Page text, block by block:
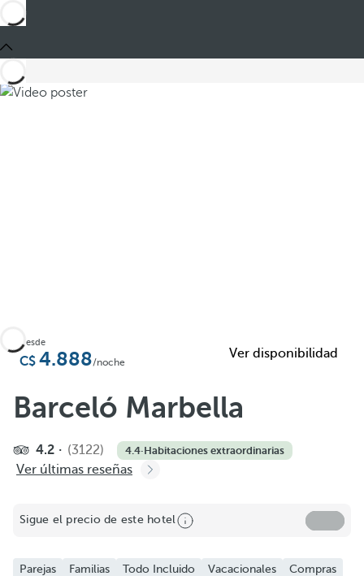
Añadir a favoritos
Ver más fotos y videos
Desde
4.888/noche
Ver disponibilidad
Barceló Marbella
4.2 (3122) 4.4·Habitaciones extraordinarias
Ver últimas reseñas
Sigue el precio de este hotel
Parejas Familias Todo Incluido Vacacionales
Compras